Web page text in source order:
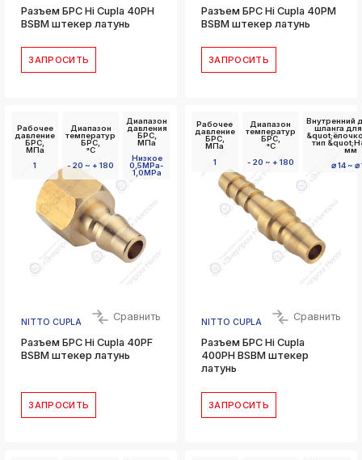
Разъем БРС Hi Cupla 40PH
BSBM штекер латунь
ЗАПРОСИТЬ
Разъем БРС Hi Cupla 40PM
BSBM штекер латунь
ЗАПРОСИТЬ
Рабочее
давление
БРС,
МПа
1
Диапазон
температур
БРС,
°C
- 20 ~ + 180
Диапазон
давления
БРС,
МПа
Низкое
0,5MPa-
1,0MPa
NITTO CUPLA Сравнить
Разъем БРС Hi Cupla 40PF
BSBM штекер латунь
ЗАПРОСИТЬ
Рабочее
давление
БРС,
МПа
1
Диапазон
температур
БРС,
°C
- 20 ~ + 180
Внутренний
шланга
тип
мм
⌀ 14 ~ ⌀
NITTO CUPLA Сравнить
Разъем БРС Hi Cupla
400PH BSBM штекер
латунь
ЗАПРОСИТЬ